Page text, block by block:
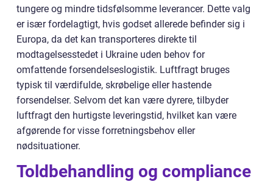
tungere og mindre tidsfølsomme leverancer. Dette valg
er især fordelagtigt, hvis godset allerede befinder sig i
Europa, da det kan transporteres direkte til
modtagelsesstedet i Ukraine uden behov for
omfattende forsendelseslogistik. Luftfragt bruges
typisk til værdifulde, skrøbelige eller hastende
forsendelser. Selvom det kan være dyrere, tilbyder
luftfragt den hurtigste leveringstid, hvilket kan være
afgørende for visse forretningsbehov eller
nødsituationer.
Toldbehandling og compliance